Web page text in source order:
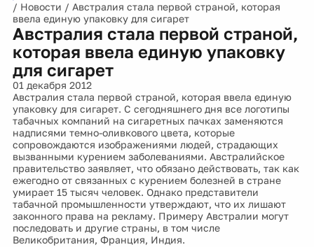
/ Новости / Австралия стала первой страной, которая
ввела единую упаковку для сигарет
Австралия стала первой страной,
которая ввела единую упаковку
для сигарет
01 декабря 2012
Австралия стала первой страной, которая ввела единую
упаковку для сигарет. С сегодняшнего дня все логотипы
табачных компаний на сигаретных пачках заменяются
надписями темно-оливкового цвета, которые
сопровождаются изображениями людей, страдающих
вызванными курением заболеваниями. Австралийское
правительство заявляет, что обязано действовать, так как
ежегодно от связанных с курением болезней в стране
умирает 15 тысяч человек. Однако представители
табачной промышленности утверждают, что их лишают
законного права на рекламу. Примеру Австралии могут
последовать и другие страны, в том числе
Великобритания, Франция, Индия.